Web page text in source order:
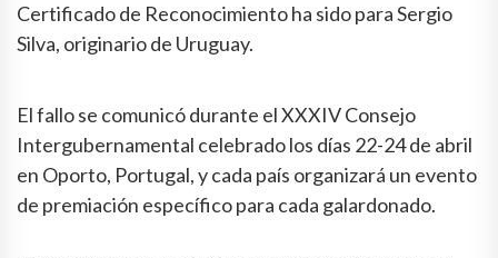
Certificado de Reconocimiento ha sido para Sergio
Silva, originario de Uruguay.
El fallo se comunicó durante el XXXIV Consejo
Intergubernamental celebrado los días 22-24 de abril
en Oporto, Portugal, y cada país organizará un evento
de premiación específico para cada galardonado.